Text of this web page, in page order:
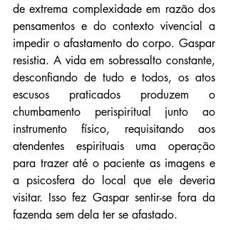
de extrema complexidade em razão dos
pensamentos e do contexto vivencial a
impedir o afastamento do corpo. Gaspar
resistia. A vida em sobressalto constante,
desconfiando de tudo e todos, os atos
escusos praticados produzem o
chumbamento perispiritual junto ao
instrumento físico, requisitando aos
atendentes espirituais uma operação
para trazer até o paciente as imagens e
a psicosfera do local que ele deveria
visitar. Isso fez Gaspar sentir-se fora da
fazenda sem dela ter se afastado.